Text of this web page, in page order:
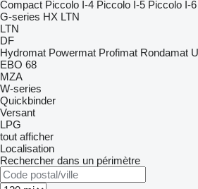
Compact Piccolo I-4 Piccolo I-5 Piccolo I-6
G-series HX LTN
LTN
DF
Hydromat Powermat Profimat Rondamat
EBO 68
MZA
W-series
Quickbinder
Versant
LPG
tout afficher
Localisation
Rechercher dans un périmètre